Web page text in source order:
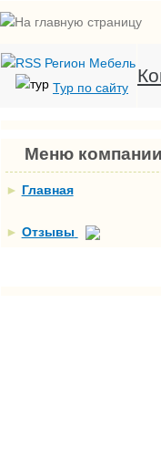
Тур по сайту
Меню компании
► Главная
► Отзывы